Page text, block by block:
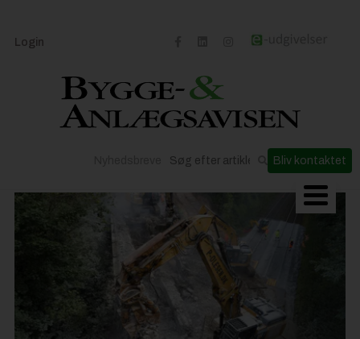
Login
Bliv kontaktet
Byggeriets udvikling
Materialer og løsninger